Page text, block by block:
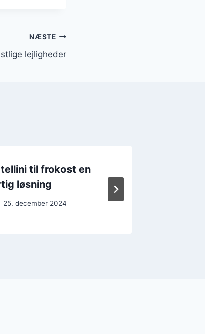
NÆSTE
lejligheder
til frokost en
løsning
25. december 2024